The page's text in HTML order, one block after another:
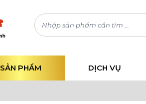
SẢN PHẨM DỊCH VỤ